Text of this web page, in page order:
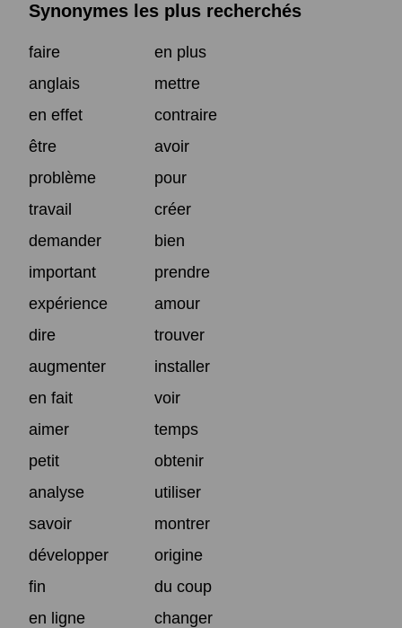
Synonymes les plus recherchés
faire
en plus
anglais
mettre
en effet
contraire
être
avoir
problème
pour
travail
créer
demander
bien
important
prendre
expérience
amour
dire
trouver
augmenter
installer
en fait
voir
aimer
temps
petit
obtenir
analyse
utiliser
savoir
montrer
développer
origine
fin
du coup
en ligne
changer